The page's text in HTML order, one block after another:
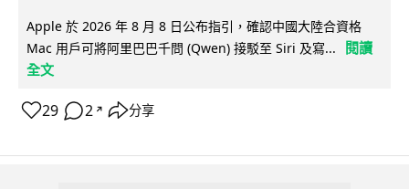
Apple 於 2026 年 8 月 8 日公布指引，確認中國大陸合資格
Mac 用戶可將阿里巴巴千問 (Qwen) 接駁至 Siri 及寫...
閱讀
全文
29 2 ↗ 分享